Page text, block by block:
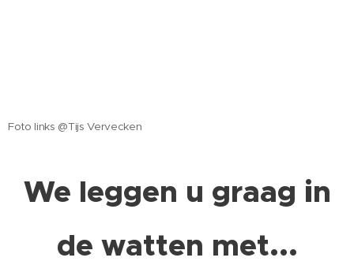
Foto links @Tijs Vervecken
We leggen u graag in
de watten met...